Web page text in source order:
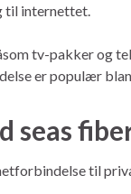
til internettet.
tv-pakker og
er populær
seas
til